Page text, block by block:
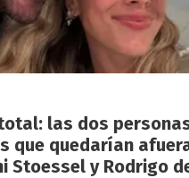
las dos
que quedarían
Stoessel y Rodrigo